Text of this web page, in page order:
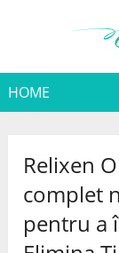
HOME
Relixen
complet
pentru a